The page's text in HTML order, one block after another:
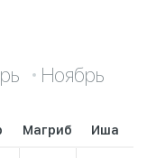
Ноябрь
Магриб Иша